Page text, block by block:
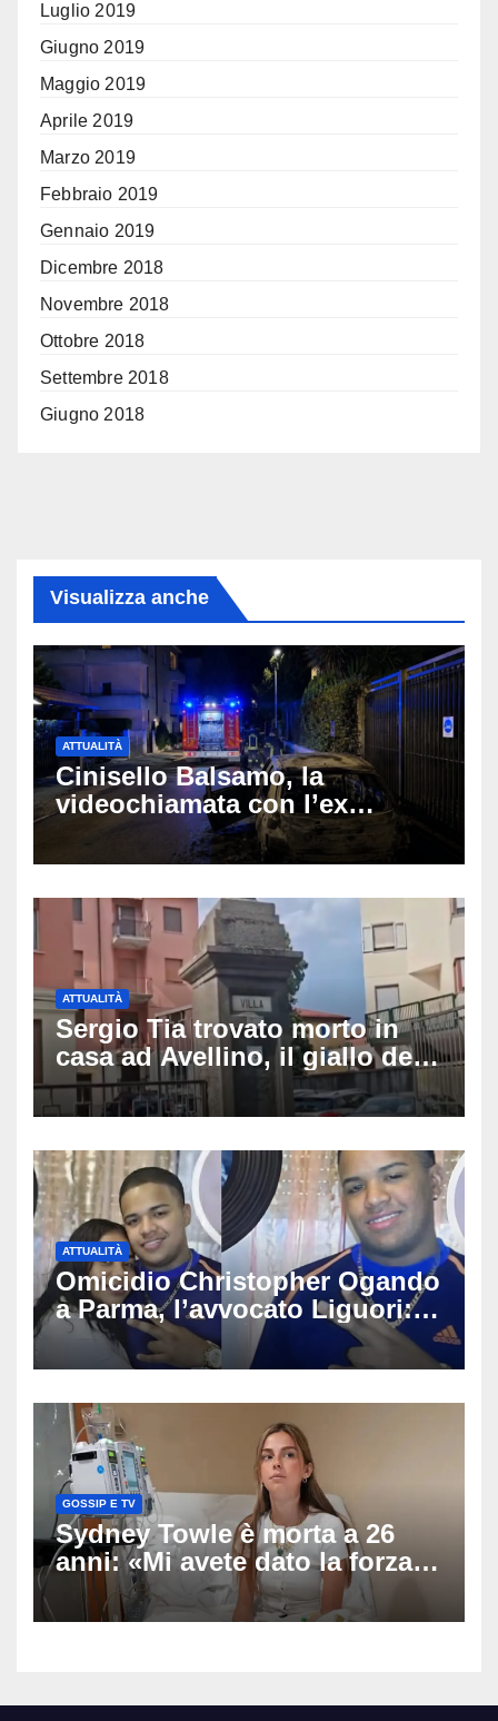
Luglio 2019
Giugno 2019
Maggio 2019
Aprile 2019
Marzo 2019
Febbraio 2019
Gennaio 2019
Dicembre 2018
Novembre 2018
Ottobre 2018
Settembre 2018
Giugno 2018
Visualizza anche
ATTUALITÀ
Cinisello Balsamo, la
videochiamata con l’ex
fidanzata e il dramma: 35enne
lotta tra la vita e la morte
ATTUALITÀ
Sergio Tia trovato morto in
casa ad Avellino, il giallo della
porta socchiusa: disposta
l’autopsia
ATTUALITÀ
Omicidio Christopher Ogando
a Parma, l’avvocato Liguori:
«Ogni elemento va
approfondito fino in fondo»,
investigatori
GOSSIP E TV
Sydney Towle è morta a 26
anni: «Mi avete dato la forza
di andare avanti», l’ultimo
messaggio dell’influencer